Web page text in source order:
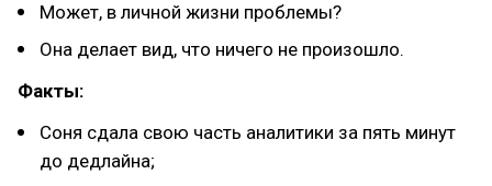
Может, в личной жизни проблемы?
Она делает вид, что ничего не произошло.
Факты:
Соня сдала свою часть аналитики за пять минут
до дедлайна;